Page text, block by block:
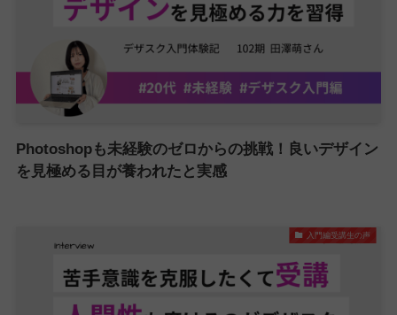
Photoshopも未経験のゼロからの挑戦！良いデザイン
を見極める目が養われたと実感
入門編受講生の声